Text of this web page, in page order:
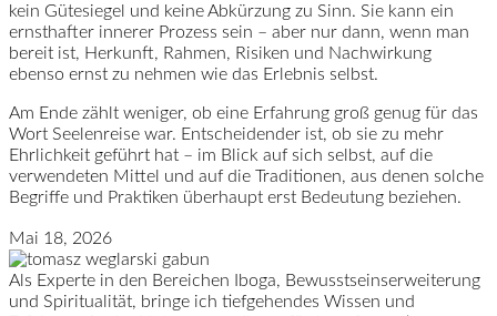
kein Gütesiegel und keine Abkürzung zu Sinn. Sie kann ein
ernsthafter innerer Prozess sein – aber nur dann, wenn man
bereit ist, Herkunft, Rahmen, Risiken und Nachwirkung
ebenso ernst zu nehmen wie das Erlebnis selbst.
Am Ende zählt weniger, ob eine Erfahrung groß genug für das
Wort Seelenreise war. Entscheidender ist, ob sie zu mehr
Ehrlichkeit geführt hat – im Blick auf sich selbst, auf die
verwendeten Mittel und auf die Traditionen, aus denen solche
Begriffe und Praktiken überhaupt erst Bedeutung beziehen.
Mai 18, 2026
Als Experte in den Bereichen Iboga, Bewusstseinserweiterung
und Spiritualität, bringe ich tiefgehendes Wissen und